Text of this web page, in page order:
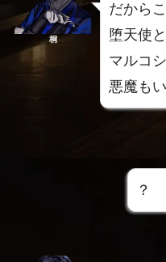
桐
だからこ
堕天使
マルコ
悪魔も
？